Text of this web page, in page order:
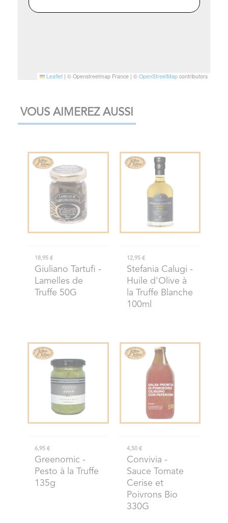
Leaflet | © Openstreetmap France | © OpenStreetMap contributors
VOUS AIMEREZ AUSSI
18,95 €
Giuliano Tartufi -
Lamelles de
Truffe 50G
12,95 €
Stefania Calugi -
Huile d'Olive à
la Truffe Blanche
100ml
6,95 €
Greenomic -
Pesto à la Truffe
135g
4,50 €
Convivia -
Sauce Tomate
Cerise et
Poivrons Bio
330G